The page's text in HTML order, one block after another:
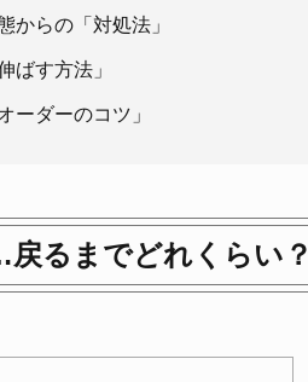
からの「対処法」
ばす方法」
ーダーのコツ」
るまでどれくらい？